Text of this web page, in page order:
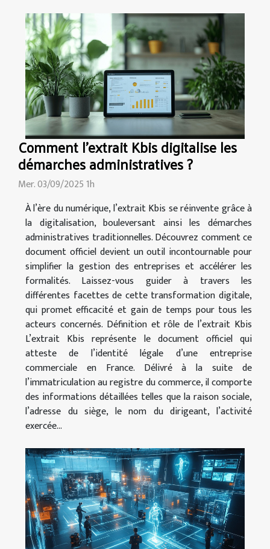
Comment l'extrait Kbis digitalise les
démarches administratives ?
Mer. 03/09/2025 1h
À l’ère du numérique, l’extrait Kbis se réinvente grâce à
la digitalisation, bouleversant ainsi les démarches
administratives traditionnelles. Découvrez comment ce
document officiel devient un outil incontournable pour
simplifier la gestion des entreprises et accélérer les
formalités. Laissez-vous guider à travers les
différentes facettes de cette transformation digitale,
qui promet efficacité et gain de temps pour tous les
acteurs concernés. Définition et rôle de l’extrait Kbis
L’extrait Kbis représente le document officiel qui
atteste de l’identité légale d’une entreprise
commerciale en France. Délivré à la suite de
l’immatriculation au registre du commerce, il comporte
des informations détaillées telles que la raison sociale,
l’adresse du siège, le nom du dirigeant, l’activité
exercée...